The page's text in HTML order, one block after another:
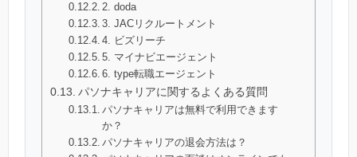
2. doda
3. JACリクルートメント
4. ビズリーチ
5. マイナビエージェント
6. type転職エージェント
パソナキャリアに関するよくある質問
パソナキャリアは無料で利用できます
か？
パソナキャリアの退会方法は？